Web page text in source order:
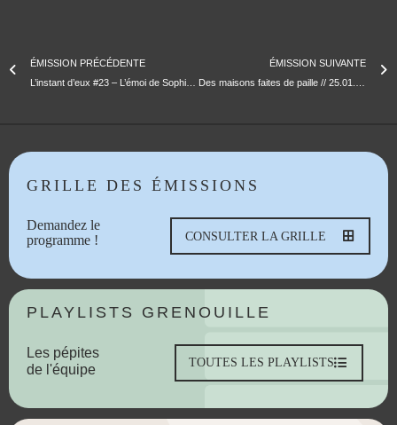
ÉMISSION PRÉCÉDENTE
ÉMISSION SUIVANTE
GRILLE DES ÉMISSIONS
Demandez le
programme !
CONSULTER LA GRILLE
PLAYLISTS GRENOUILLE
Les pépites
de l'équipe
TOUTES LES PLAYLISTS